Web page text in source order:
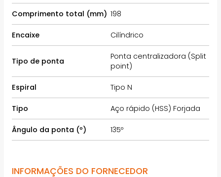
Comprimento total (mm) 198
Encaixe Cilíndrico
Tipo de ponta
Ponta centralizadora (Split
point)
Espiral Tipo N
Tipo Aço rápido (HSS) Forjada
Ângulo da ponta (º) 135º
INFORMAÇÕES DO FORNECEDOR